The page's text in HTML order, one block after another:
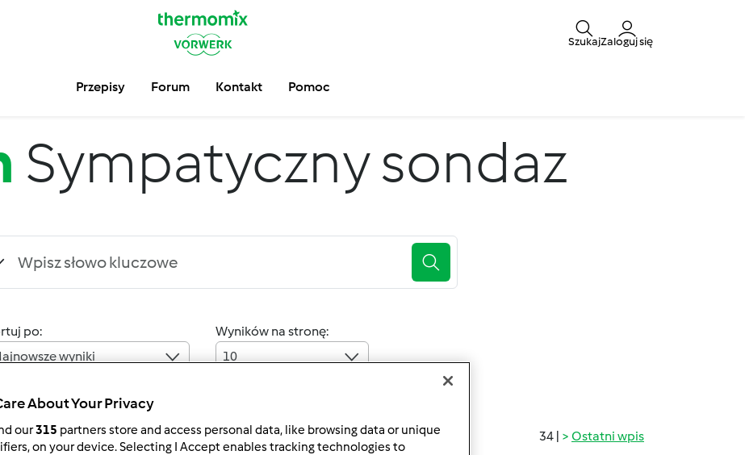
SzukajZaloguj się
Przepisy Forum Kontakt Pomoc
Sympatyczny sondaz
po:
wyniki
Wyników na stronę:
10
34 | Ostatni wpis
About Your Privacy
our315 partners store and access personal data, like browsing data or unique
on your device. Selecting I Accept enables tracking technologies to